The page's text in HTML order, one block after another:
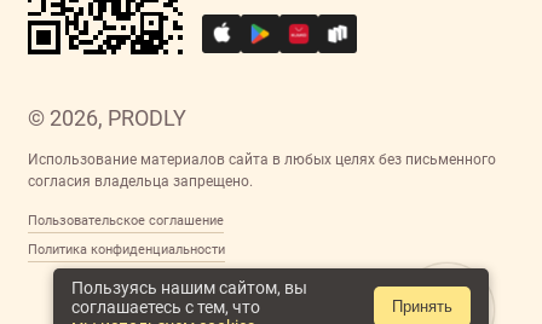
Пользуясь нашим сайтом, вы
соглашаетесь с тем, что
Принять
© 2026, PRODLY
Использование материалов сайта в любых целях без письменного
согласия владельца запрещено.
Пользовательское соглашение
Политика конфиденциальности